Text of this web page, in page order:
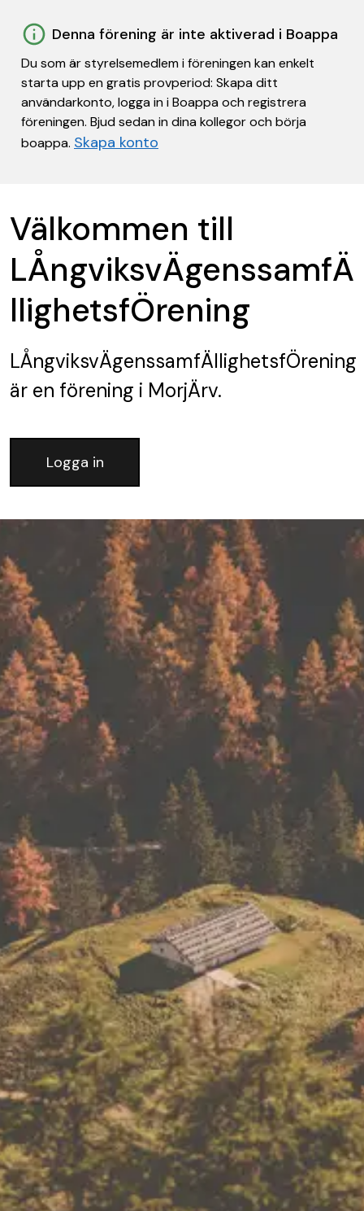
Denna förening är inte aktiverad i Boappa
Du som är styrelsemedlem i föreningen kan enkelt
starta upp en gratis provperiod: Skapa ditt
användarkonto, logga in i Boappa och registrera
föreningen. Bjud sedan in dina kollegor och börja
boappa. Skapa konto
Välkommen till
LÅngviksvÄgenssamfÄ
llighetsfÖrening
LÅngviksvÄgenssamfÄllighetsfÖrening
är en förening i MorjÄrv.
Logga in